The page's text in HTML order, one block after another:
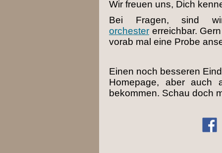
Wir freuen uns, Dich
Bei Fragen, sind
orchester erreichbar.
vorab mal eine Probe
Einen noch besseren
Homepage, aber auch
bekommen. Schau doch